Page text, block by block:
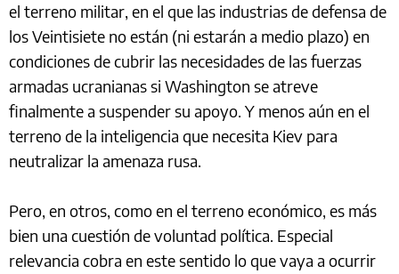
el terreno militar, en el que las industrias de defensa de
los Veintisiete no están (ni estarán a medio plazo) en
condiciones de cubrir las necesidades de las fuerzas
armadas ucranianas si Washington se atreve
finalmente a suspender su apoyo. Y menos aún en el
terreno de la inteligencia que necesita Kiev para
neutralizar la amenaza rusa.
Pero, en otros, como en el terreno económico, es más
bien una cuestión de voluntad política. Especial
relevancia cobra en este sentido lo que vaya a ocurrir